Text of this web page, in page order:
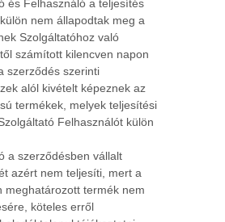
és Felhasználó a teljesítés
nem állapodtak meg a
Szolgáltatóhoz való
számított kilencven napon
szerződés szerinti
alól kivételt képeznek az
termékek, melyek teljesítési
Felhasználót külön
a szerződésben vállalt
azért nem teljesíti, mert a
meghatározott termék nem
köteles erről